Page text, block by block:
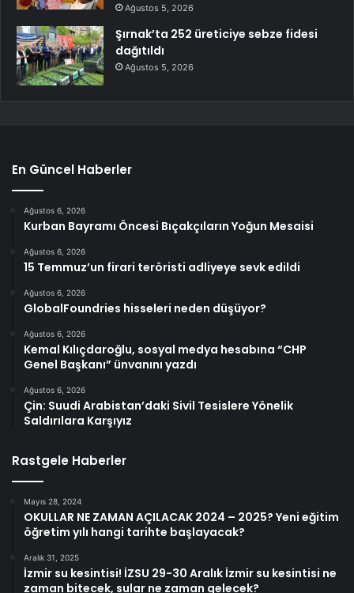
Ağustos 5, 2026
Şırnak’ta 252 üreticiye sebze fidesi
dağıtıldı
Ağustos 5, 2026
En Güncel Haberler
Ağustos 6, 2026
Kurban Bayramı Öncesi Bıçakçıların Yoğun Mesaisi
Ağustos 6, 2026
15 Temmuz’un firari teröristi adliyeye sevk edildi
Ağustos 6, 2026
GlobalFoundries hisseleri neden düşüyor?
Ağustos 6, 2026
Kemal Kılıçdaroğlu, sosyal medya hesabına “CHP
Genel Başkanı” ünvanını yazdı
Ağustos 6, 2026
Çin: Suudi Arabistan’daki Sivil Tesislere Yönelik
Saldırılara Karşıyız
Rastgele Haberler
Mayıs 28, 2024
OKULLAR NE ZAMAN AÇILACAK 2024 – 2025? Yeni eğitim
öğretim yılı hangi tarihte başlayacak?
Aralık 31, 2025
İzmir su kesintisi! İZSU 29-30 Aralık İzmir su kesintisi ne
zaman bitecek, sular ne zaman gelecek?